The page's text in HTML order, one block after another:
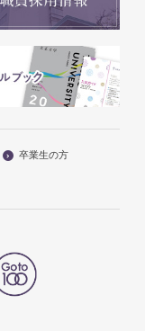
卒業生の方